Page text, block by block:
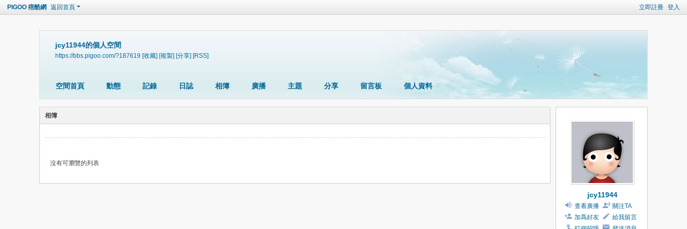
立即註冊 登入
PIGOO 痞酷網 返回首頁
jcy11944的個人空間
https://bbs.pigoo.com/?187619 [收藏] [複製] [分享] [RSS]
空間首頁 動態 記錄 日誌 相簿 廣播 主題 分享 留言板 個人資料
相簿
沒有可瀏覽的列表
jcy11944
查看廣播
關注TA
加爲好友
給我留言